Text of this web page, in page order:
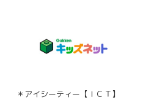
＊アイシーティー【ＩＣＴ】